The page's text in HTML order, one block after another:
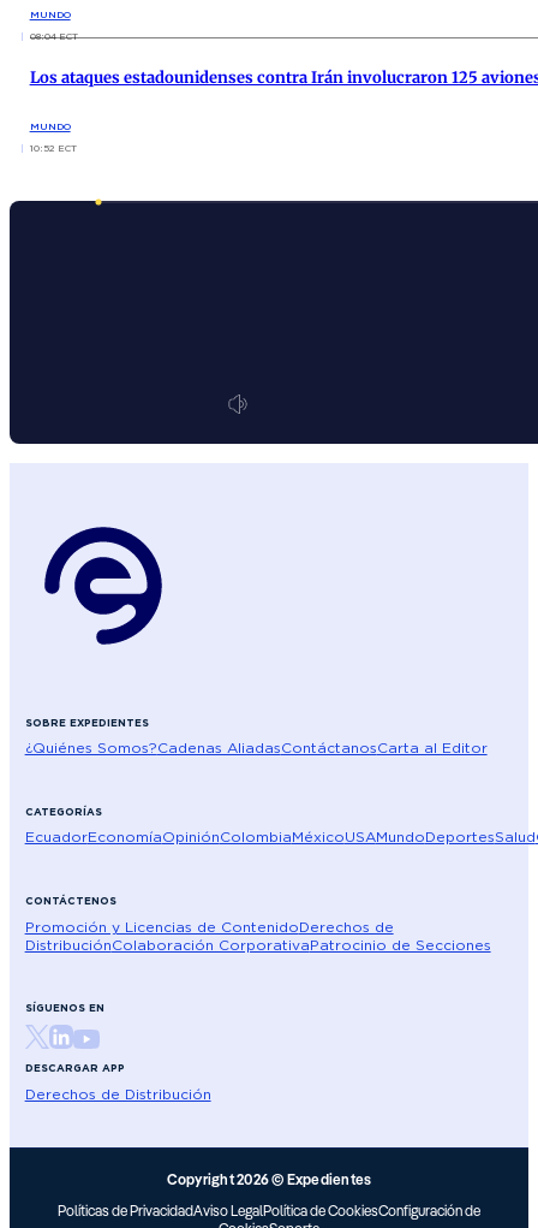
MUNDO
08:04 ECT
Los ataques estadounidenses contra Irán involucraron 125
MUNDO
10:52 ECT
SOBRE EXPEDIENTES
¿Quiénes Somos?Cadenas AliadasContáctanosCarta al Editor
CATEGORÍAS
EcuadorEconomíaOpiniónColombiaMéxicoUSAMundoDeportesSalud
CONTÁCTENOS
Promoción y Licencias de ContenidoDerechos de
DistribuciónColaboración CorporativaPatrocinio de Secciones
SÍGUENOS EN
DESCARGAR APP
Derechos de Distribución
Copyright 2026 © Expedientes
Políticas de PrivacidadAviso LegalPolítica de CookiesConfiguración de